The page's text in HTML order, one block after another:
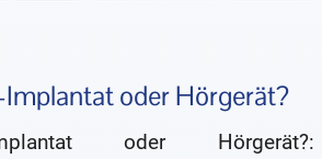
oder Hörgerät?
Implantat oder Hörgerät?: